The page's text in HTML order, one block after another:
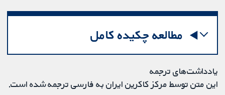
مطالعه چکیده کامل
یادداشت‌های ترجمه
این متن توسط مرکز کاکرین ایران به فارسی ترجمه شده است.